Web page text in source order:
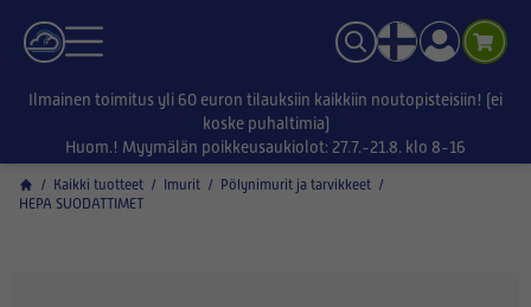
Ilmainen toimitus yli 60 euron tilauksiin kaikkiin noutopisteisiin! (ei
koske puhaltimia)
Huom.! Myymälän poikkeusaukiolot: 27.7.-21.8. klo 8-16
/ Kaikki tuotteet / Imurit / Pölynimurit ja tarvikkeet /
HEPA SUODATTIMET